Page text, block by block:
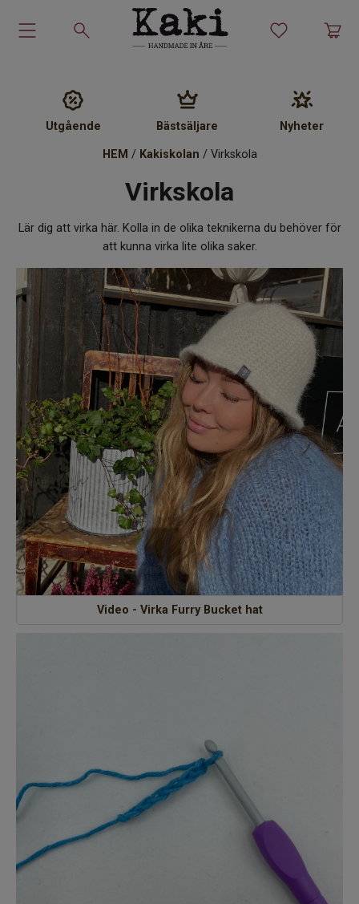
Garn
Stickmönster
Ullprodukter
Presenter
Kakiskolan
Om Kaki
Utgående Bästsäljare Nyheter
HEM / Kakiskolan / Virkskola
Virkskola
Lär dig att virka här. Kolla in de olika teknikerna du behöver för
att kunna virka lite olika saker.
Video - Virka Furry Bucket hat